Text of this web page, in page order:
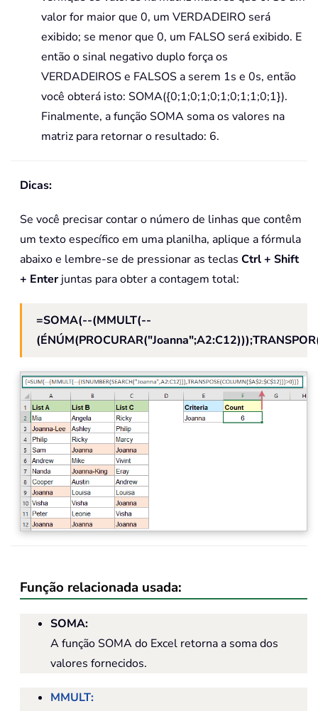
valor for maior que 0, um VERDADEIRO será
exibido; se menor que 0, um FALSO será exibido. E
então o sinal negativo duplo força os
VERDADEIROS e FALSOS a serem 1s e 0s, então
você obterá isto: SOMA({0;1;0;1;0;1;0;1;1;0;1}).
Finalmente, a função SOMA soma os valores na
matriz para retornar o resultado: 6.
Dicas:
Se você precisar contar o número de linhas que contêm
um texto específico em uma planilha, aplique a fórmula
abaixo e lembre-se de pressionar as teclas Ctrl + Shift
+ Enterjuntas para obter a contagem total:
=SOMA(--(MMULT(--
Função relacionada usada:
SOMA:
A função SOMA do Excel retorna a soma dos
valores fornecidos.
MMULT: